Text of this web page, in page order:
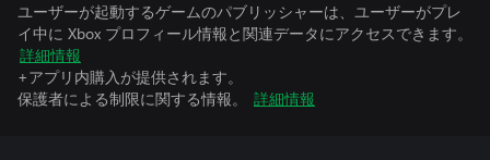
ユーザーが起動するゲームのパブリッシャーは、ユーザーがプレ
イ中に Xbox プロフィール情報と関連データにアクセスできます。
詳細情報
+アプリ内購入が提供されます。
保護者による制限に関する情報。
詳細情報